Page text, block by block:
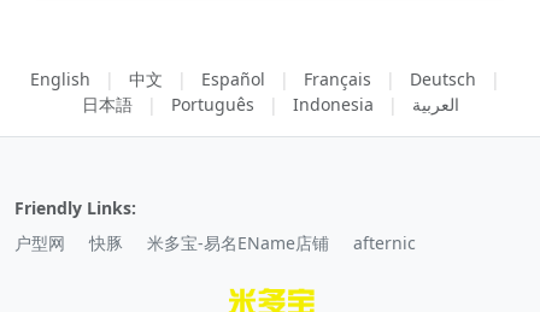
English | 中文 | Español | Français | Deutsch
|
日本語
| Português | Indonesia | العربية
Friendly Links:
户型网
快豚 米多宝-易名EName店铺 afternic